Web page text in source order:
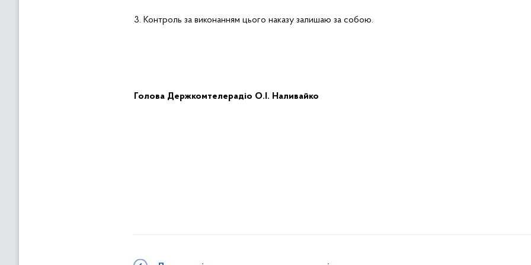
3. Контроль за виконанням цього наказу залишаю за собою.
Голова Держкомтелерадіо О.І. Наливайко